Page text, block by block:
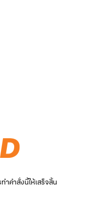
คำสั่งนี้ให้เสร็จสิ้น